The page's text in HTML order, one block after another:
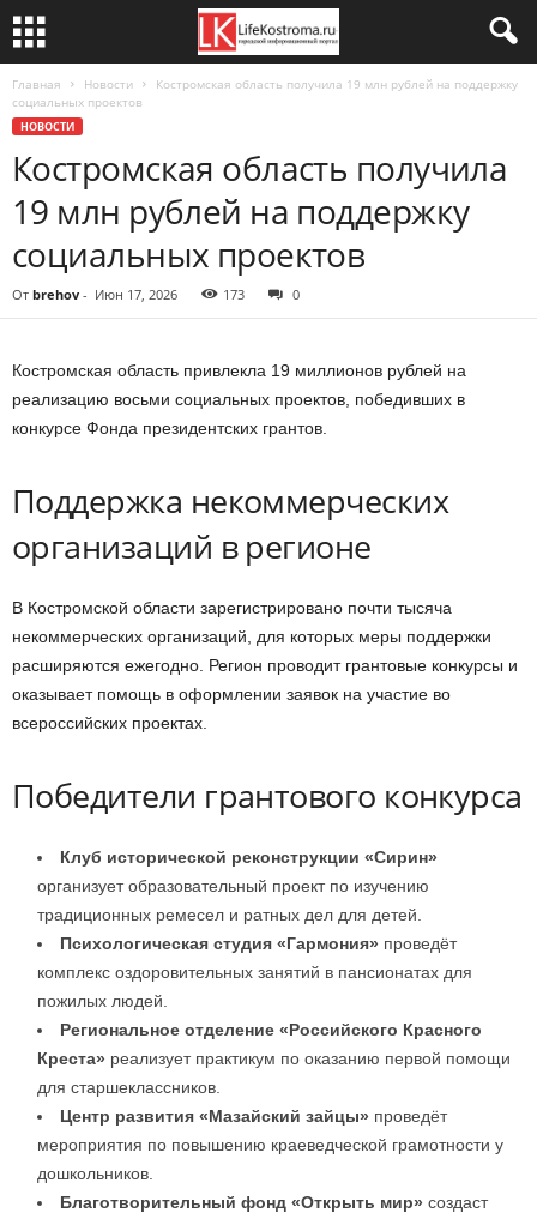
Главная Новости
Костромская область получила 19 млн рублей на поддержку
социальных проектов
НОВОСТИ
Костромская область получила
19 млн рублей на поддержку
социальных проектов
От brehov - Июн 17, 2026 173 0
Костромская область привлекла 19 миллионов рублей на
реализацию восьми социальных проектов, победивших в
конкурсе Фонда президентских грантов.
Поддержка некоммерческих
организаций в регионе
В Костромской области зарегистрировано почти тысяча
некоммерческих организаций, для которых меры поддержки
расширяются ежегодно. Регион проводит грантовые конкурсы и
оказывает помощь в оформлении заявок на участие во
всероссийских проектах.
Победители грантового конкурса
Клуб исторической реконструкции «Сирин»
организует образовательный проект по изучению
традиционных ремесел и ратных дел для детей.
Психологическая студия «Гармония» проведёт
комплекс оздоровительных занятий в пансионатах для
пожилых людей.
Региональное отделение «Российского Красного
Креста» реализует практикум по оказанию первой помощи
для старшеклассников.
Центр развития «Мазайский зайцы» проведёт
мероприятия по повышению краеведческой грамотности у
дошкольников.
Благотворительный фонд «Открыть мир» создаст